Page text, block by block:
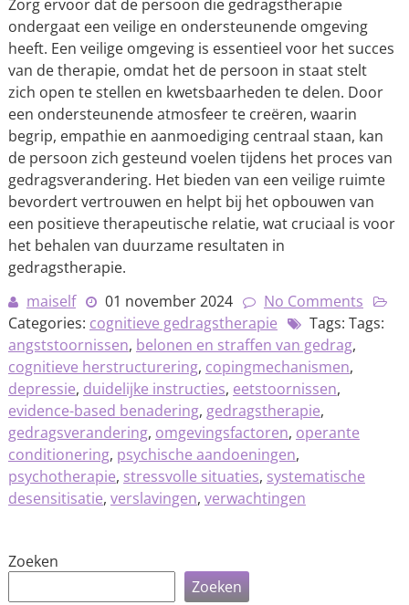
Zorg ervoor dat de persoon die gedragstherapie
ondergaat een veilige en ondersteunende omgeving
heeft. Een veilige omgeving is essentieel voor het succes
van de therapie, omdat het de persoon in staat stelt
zich open te stellen en kwetsbaarheden te delen. Door
een ondersteunende atmosfeer te creëren, waarin
begrip, empathie en aanmoediging centraal staan, kan
de persoon zich gesteund voelen tijdens het proces van
gedragsverandering. Het bieden van een veilige ruimte
bevordert vertrouwen en helpt bij het opbouwen van
een positieve therapeutische relatie, wat cruciaal is voor
het behalen van duurzame resultaten in
gedragstherapie.
maiself
01 november 2024
No Comments
Categories: cognitieve gedragstherapie
Tags: Tags:
angststoornissen, belonen en straffen van gedrag,
cognitieve herstructurering, copingmechanismen,
depressie, duidelijke instructies, eetstoornissen,
evidence-based benadering, gedragstherapie,
gedragsverandering, omgevingsfactoren, operante
conditionering, psychische aandoeningen,
psychotherapie, stressvolle situaties, systematische
desensitisatie, verslavingen, verwachtingen
Zoeken
Zoeken